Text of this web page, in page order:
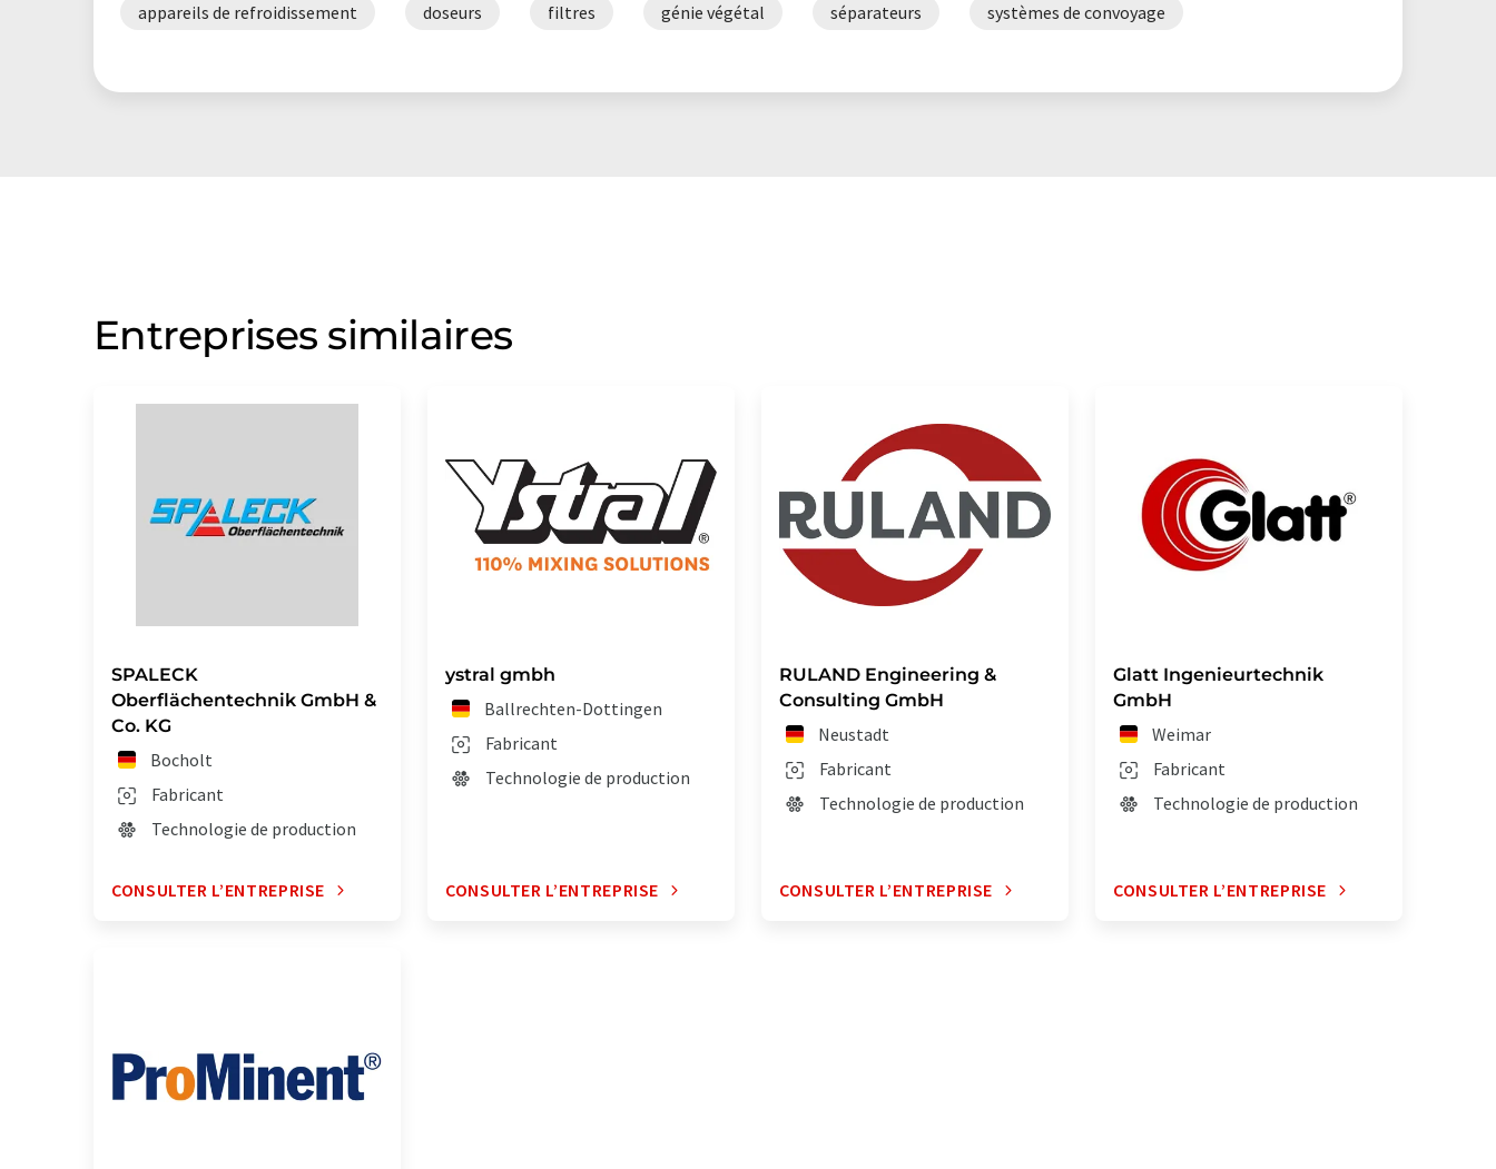
appareils de refroidissement doseurs filtres génie végétal séparateurs systèmes de convoyage
Entreprises similaires
SPALECK
Oberflächentechnik GmbH &
Co. KG
Bocholt
Fabricant
Technologie de production
CONSULTER L’ENTREPRISE
ystral gmbh
Ballrechten-Dottingen
Fabricant
Technologie de production
CONSULTER L’ENTREPRISE
RULAND Engineering &
Consulting GmbH
Neustadt
Fabricant
Technologie de production
CONSULTER L’ENTREPRISE
Glatt Ingenieurtechnik
GmbH
Weimar
Fabricant
Technologie de production
CONSULTER L’ENTREPRISE